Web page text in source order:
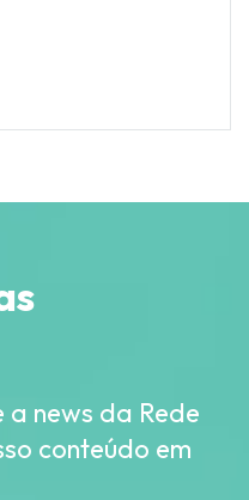
news da Rede
conteúdo em